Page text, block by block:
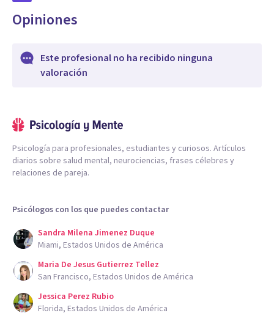
Opiniones
Este profesional no ha recibido ninguna
valoración
Psicología para profesionales, estudiantes y curiosos. Artículos
diarios sobre salud mental, neurociencias, frases célebres y
relaciones de pareja.
Psicólogos con los que puedes contactar
Sandra Milena Jimenez Duque
Miami, Estados Unidos de América
Maria De Jesus Gutierrez Tellez
San Francisco, Estados Unidos de América
Jessica Perez Rubio
Florida, Estados Unidos de América